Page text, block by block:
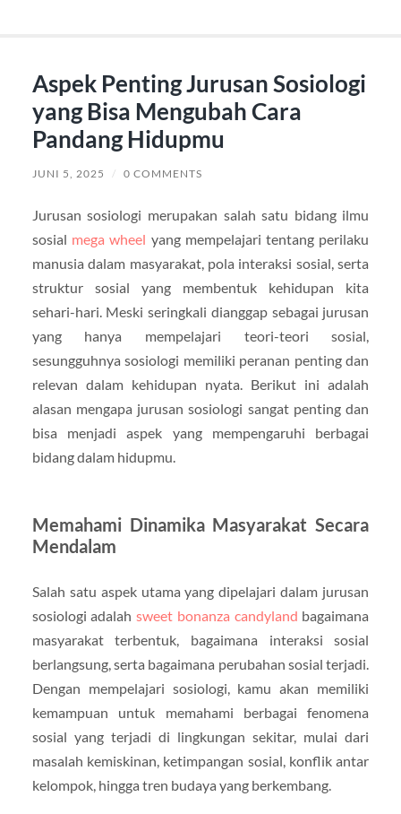
Aspek Penting Jurusan Sosiologi
yang Bisa Mengubah Cara
Pandang Hidupmu
JUNI 5, 2025 / 0 COMMENTS
Jurusan sosiologi merupakan salah satu bidang ilmu
sosial mega wheel yang mempelajari tentang perilaku
manusia dalam masyarakat, pola interaksi sosial, serta
struktur sosial yang membentuk kehidupan kita
sehari-hari. Meski seringkali dianggap sebagai jurusan
yang hanya mempelajari teori-teori sosial,
sesungguhnya sosiologi memiliki peranan penting dan
relevan dalam kehidupan nyata. Berikut ini adalah
alasan mengapa jurusan sosiologi sangat penting dan
bisa menjadi aspek yang mempengaruhi berbagai
bidang dalam hidupmu.
Memahami Dinamika Masyarakat Secara
Mendalam
Salah satu aspek utama yang dipelajari dalam jurusan
sosiologi adalahsweet bonanza candyland bagaimana
masyarakat terbentuk, bagaimana interaksi sosial
berlangsung, serta bagaimana perubahan sosial terjadi.
Dengan mempelajari sosiologi, kamu akan memiliki
kemampuan untuk memahami berbagai fenomena
sosial yang terjadi di lingkungan sekitar, mulai dari
masalah kemiskinan, ketimpangan sosial, konflik antar
kelompok, hingga tren budaya yang berkembang.